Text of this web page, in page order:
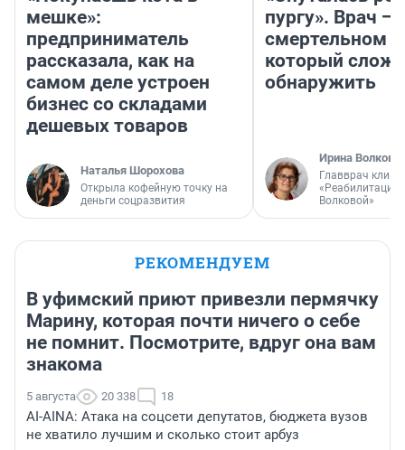
мешке»:
предприниматель
рассказала, как на
самом деле устроен
бизнес со складами
дешевых товаров
Наталья Шорохова
Открыла кофейную точку на
деньги соцразвития
пургу». Врач —
смертельном
который
обнаружить
Ирина Волкова
Главврач
«Реабилитация
Волковой»
РЕКОМЕНДУЕМ
В уфимский приют привезли пермячку
Марину, которая почти ничего о себе
не помнит. Посмотрите, вдруг она вам
знакома
5 августа 20 338 18
AI-AINA: Атака на соцсети депутатов, бюджета вузов
не хватило лучшим и сколько стоит арбуз